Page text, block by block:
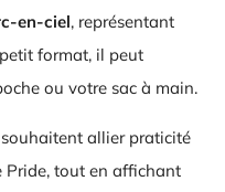
en-ciel, représentant
format, il peut
ou votre sac à main.
allier praticité
Pride, tout en affichant